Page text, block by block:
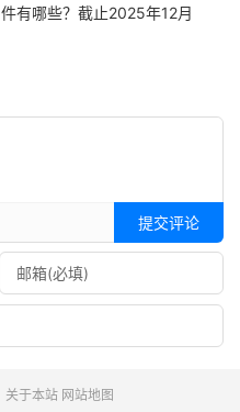
件有哪些？截止2025年12月
提交评论
关于本站 网站地图